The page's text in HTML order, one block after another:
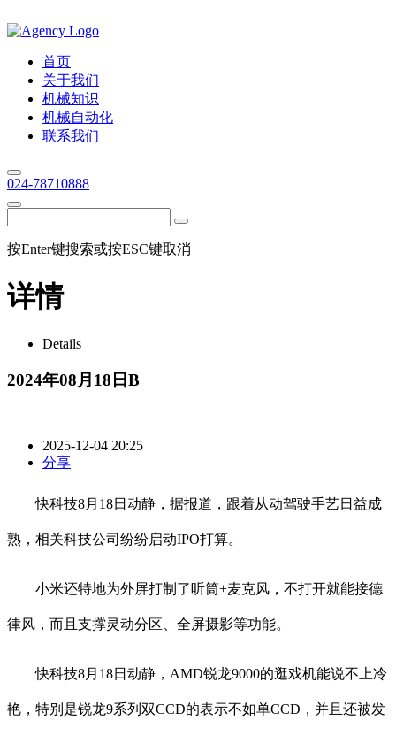
首页
关于我们
机械知识
机械自动化
联系我们
024-78710888
按Enter键搜索或按ESC键取消
详情
Details
2024年08月18日B
2025-12-04 20:25
分享
快科技8月18日动静，据报道，跟着从动驾驶手艺日益成
熟，相关科技公司纷纷启动IPO打算。
小米还特地为外屏打制了听筒+麦克风，不打开就能接德
律风，而且支撑灵动分区、全屏摄影等功能。
快科技8月18日动静，AMD锐龙9000的逛戏机能说不上冷
艳，特别是锐龙9系列双CCD的表示不如单CCD，并且还被发